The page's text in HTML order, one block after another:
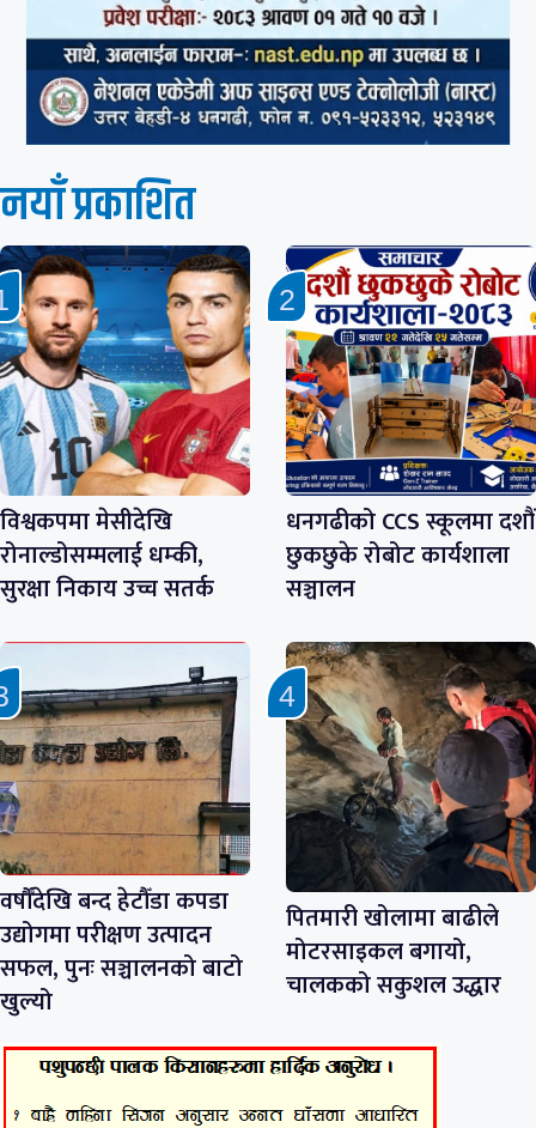
नयाँ प्रकाशित
विश्वकपमा मेसीदेखि
रोनाल्डोसम्मलाई धम्की,
सुरक्षा निकाय उच्च सतर्क
धनगढीको CCS स्कूलमा दशौं
छुकछुके रोबोट कार्यशाला
सञ्चालन
वर्षौँदेखि बन्द हेटौँडा कपडा
उद्योगमा परीक्षण उत्पादन
सफल, पुनः सञ्चालनको बाटो
खुल्यो
पितमारी खोलामा बाढीले
मोटरसाइकल बगायो,
चालकको सकुशल उद्धार